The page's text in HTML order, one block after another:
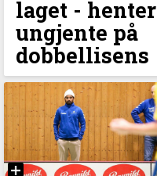
laget - henter
ungjente på
dobbellisens